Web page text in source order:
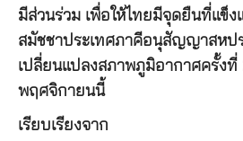
มีส่วนร่วม เพื่อให้ไทยมีจุดยืนที่แข็ง
สมัชชาประเทศภาคีอนุสัญญาสหป
เปลี่ยนแปลงสภาพภูมิอากาศครั้งที่
พฤศจิกายนนี้
เรียบเรียงจาก